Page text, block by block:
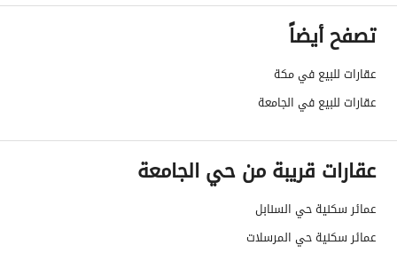
تفاصيل اضافية
عمر العقار
عرض الشارع
رقم المخطط
1 / 21 / 7ج
رقم صك الملكية
220111010110
واجهة العقار
تصفح أيضاً
عقارات للبيع في مكة
عقارات للبيع في الجامعة
عقارات قريبة من حي الجامعة
عمائر سكنية حي السنابل
عمائر سكنية حي المرسلات